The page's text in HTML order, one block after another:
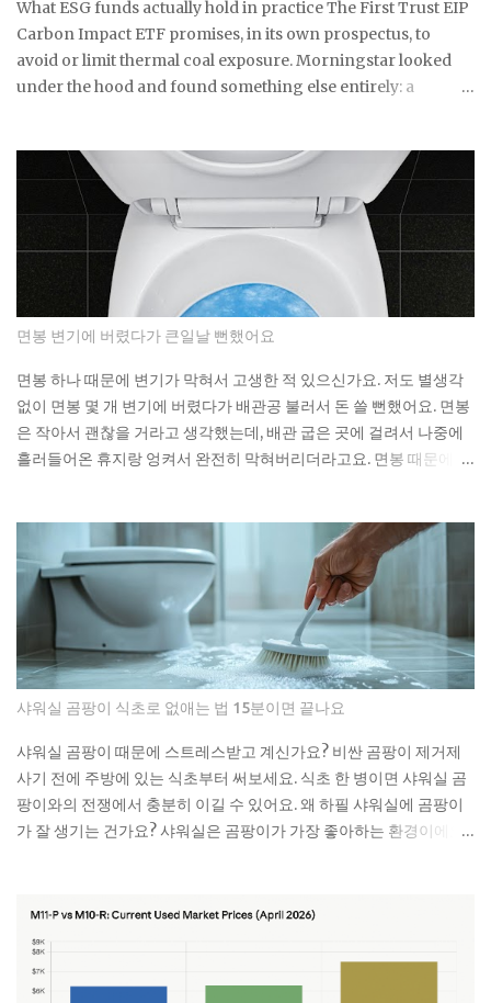
households on a single residential electricity rate. Level 2
public stations: an average of roughly $0.25 per kWh across
most U.S. networks, already a 39% premium over the n...
What ESG funds actually hold in practice The First Trust EIP
Carbon Impact ETF promises, in its own prospectus, to
avoid or limit thermal coal exposure. Morningstar looked
under the hood and found something else entirely: a
what does the ESG label on your own fund actually
guarantee about what's sitting inside it? Not a lot, as it turns
out. As You Sow's Fossil Free Funds platform ran the
numbers on sustainable funds and found that a large
majority of them hold at least some fossil fuel exposure.
Here's the part that should give you pause: a comparison
sample of non-sustainable funds showed a nearly identical
rate of fossil fuel holdings. Same exposure, different
marketing. The First Trust fund's own paperwork sets a
goal to avoid or limit thermal coal companies.
Morningstar's assessment found the opposite happening in
practice. Meanwh...
면봉 변기에 버렸다가 큰일날 뻔했어요
면봉 하나 때문에 변기가 막혀서 고생한 적 있으신가요. 저도 별생각
없이 면봉 몇 개 변기에 버렸다가 배관공 불러서 돈 쓸 뻔했어요. 면봉
은 작아서 괜찮을 거라고 생각했는데, 배관 굽은 곳에 걸려서 나중에
흘러들어온 휴지랑 엉켜서 완전히 막혀버리더라고요. 면봉 때문에 변
지나 다른 쓰레기들이 계속 쌓이면서 결국 물이 안 내려가게 되는 거
예요. 처음엔 물이 천천히 내려가다가 어느 날 갑자기 아예 안 내려가
더라고요. 뚫어뻥으로 몇 번 시도해봤는데 소용없었어요. 결국 배관
공한테 연락했더니 면봉이랑 물티슈가 엉켜있었대요. 생각해보면 면
봉뿐만 아니라 이런 것들도 변기에 버리면 안 돼요: 물티슈나 각종 티
슈류 치실이나 이쑤시개 담배꽁초 머리카락 뭉치 콘돔이나 생리대 실
제로 변기에 버리면 안 되는 것들 물티슈는 특히 조심해야 해요. 물에
녹는다고 광고하는 제품도 있지만, 실제로는 잘 안 녹아요. 한 번은 친
구네 집에서 물티슈 때문에 변기가 막혀서 온 가족이 고생한 걸 봤어
요. 라면 국물이나 기름기 있는 음식물도 변기에 버리면 안 돼요. 처음
엔 괜찮은 것 같아도 배관 안에서 굳으면서 점점 좁아지거든요. 특히
겨울에는 기름이 더 빨리 굳어서 문제가 돼요. 제가 배관공한테 들은
은 어떻게 버려야 할까요? 면봉은 그냥 일반 쓰레기로 버리면 돼요. 종
통 하나 놓고 거기에 모았다가 한 번에 버리면 편해요. 저는 이제 화장
실에 작은 쓰레기통을 두고 있어요. 면봉, 화장솜, 머리카락 같은 ...
샤워실 곰팡이 식초로 없애는 법 15분이면 끝나요
샤워실 곰팡이 때문에 스트레스받고 계신가요? 비싼 곰팡이 제거제
사기 전에 주방에 있는 식초부터 써보세요. 식초 한 병이면 샤워실 곰
팡이와의 전쟁에서 충분히 이길 수 있어요. 왜 하필 샤워실에 곰팡이
가 잘 생기는 건가요? 샤워실은 곰팡이가 가장 좋아하는 환경이에요.
엔 그냥 물로 씻으면 되겠지 했는데, 곰팡이는 정말 끈질긴 녀석이더
라고요. 한 번 생기면 점점 퍼져나가는 게 보여요. 검은 점으로 시작해
서 나중엔 까만 선이 되고, 결국엔 넓은 면적을 차지하게 되는 거죠. 곰
팡이는 단순히 보기 싫은 것만이 아니에요. 호흡기 질환이나 알레르